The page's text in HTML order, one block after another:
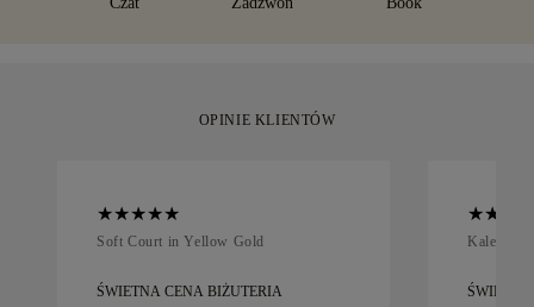
OPINIE KLIENTÓW
Soft Court in Yellow Gold
ŚWIETNA CENA BIŻUTERIA
Kaleida